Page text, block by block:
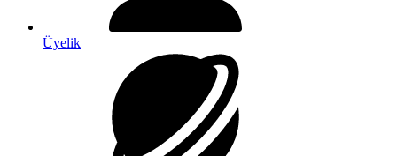
Üyelik